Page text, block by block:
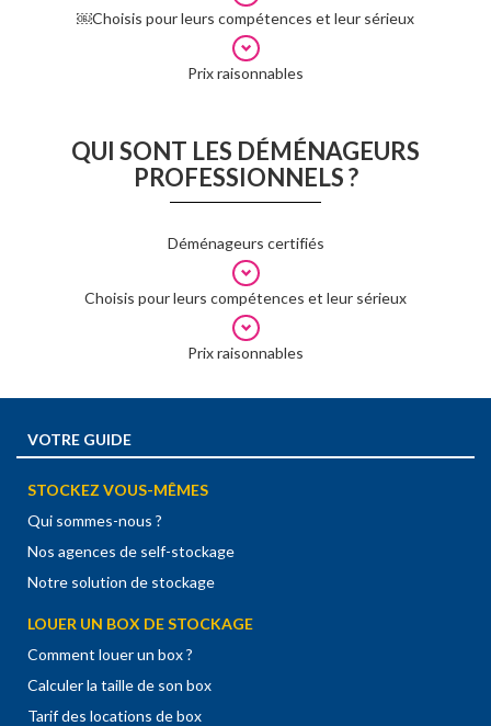
￼Choisis pour leurs compétences et leur sérieux
Prix raisonnables
QUI SONT LES DÉMÉNAGEURS
PROFESSIONNELS ?
Déménageurs certifiés
Choisis pour leurs compétences et leur sérieux
Prix raisonnables
VOTRE GUIDE
STOCKEZ VOUS-MÊMES
Qui sommes-nous ?
Nos agences de self-stockage
Notre solution de stockage
LOUER UN BOX DE STOCKAGE
Comment louer un box ?
Calculer la taille de son box
Tarif des locations de box